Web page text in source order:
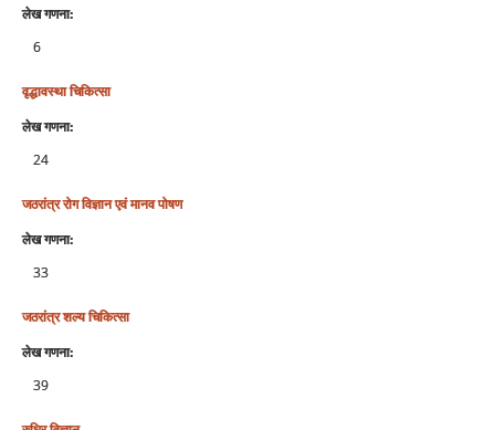
लेख गणना:
6
वृद्धावस्था चिकित्सा
लेख गणना:
24
जठरांत्र रोग विज्ञान एवं मानव पोषण
लेख गणना:
33
जठरांत्र शल्‍य चिकित्‍सा
लेख गणना:
39